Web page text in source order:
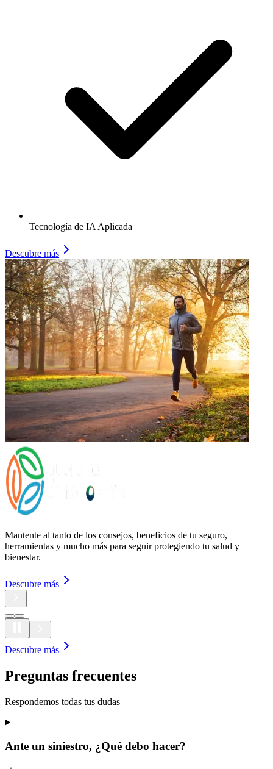
Tecnología de IA Aplicada
Descubre más
Mantente al tanto de los consejos, beneficios de tu seguro,
herramientas y mucho más para seguir protegiendo tu salud y
bienestar.
Descubre más
Descubre más
Preguntas frecuentes
Respondemos todas tus dudas
Ante un siniestro, ¿Qué debo hacer?